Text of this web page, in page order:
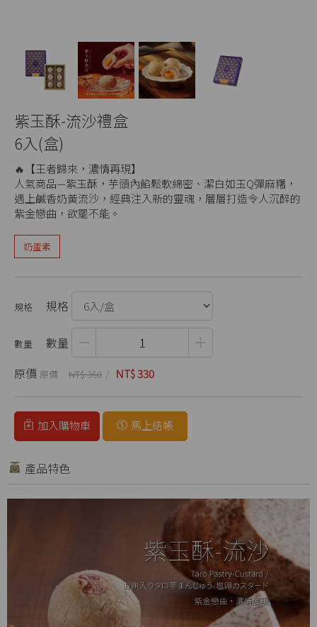
紫玉酥-流沙禮盒
6入(盒)
🔥【王者歸來，濃情再現】
人氣商品—紫玉酥，芋頭內餡鬆軟綿密、潔白如玉Q彈麻糬，
遇上鹹香奶黃流沙，經典注入新的靈魂，層層打造令人沉醉的
紫金戀曲，欲罷不能。
奶蛋素
規格
數量
原價
NT$ 360 NT$ 330
加入購物車 馬上結帳
產品特色